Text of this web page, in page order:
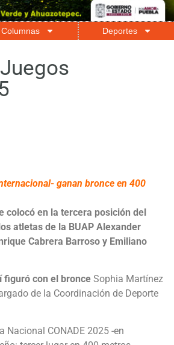
Columnas Deportes
ganan bronce en 400
colocó en la tercera posición del
atletas de la BUAPAlexander
Cabrera Barroso y Emiliano
figuró con el bronceSophia Martínez
de la Coordinación de Deporte
Nacional CONADE 2025-en